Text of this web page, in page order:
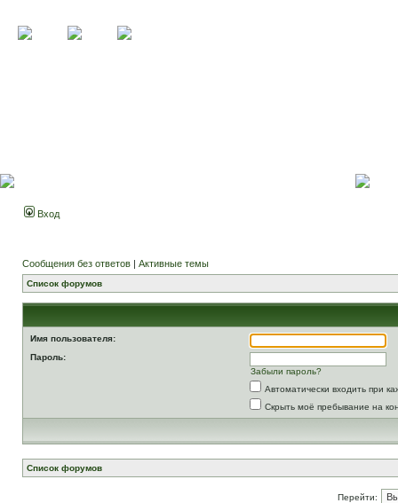
Вход
Сообщения без ответов | Активные темы
Список форумов
Имя пользователя:
Пароль:
Забыли пароль?
Автоматически входить при
Скрыть моё пребывание на
Список форумов
Перейти: